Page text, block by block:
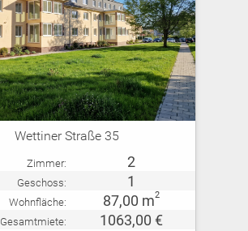
Wettiner Straße 35
Zimmer: 2
Geschoss: 1
Wohnfläche: 87,00 m2
Gesamtmiete: 1063,00 €